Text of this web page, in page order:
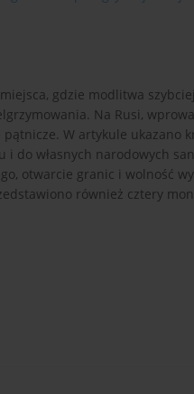
gdzie modlitwa
Na Rusi,
W artykule ukazano
do własnych narodowych
otwarcie granic i wolność
również cztery